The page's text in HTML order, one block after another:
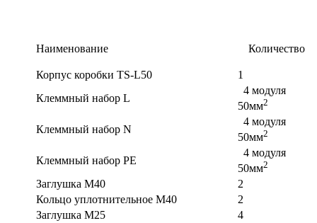
Наименование Количество
Корпус коробки TS-L50
1
Клеммный набор L
4 модуля
50мм2
Клеммный набор N
4 модуля
50мм2
Клеммный набор PE
4 модуля
50мм2
Заглушка M40
2
Кольцо уплотнительное М40
2
Заглушка М25
4